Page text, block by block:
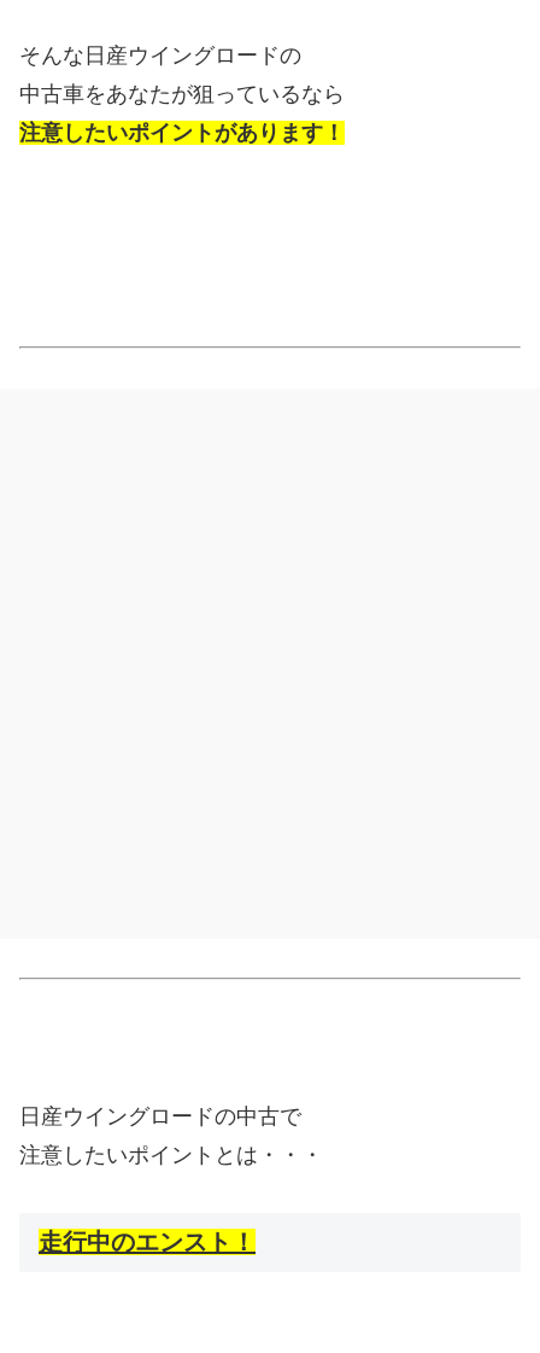
そんな日産ウイングロードの
中古車をあなたが狙っているなら
注意したいポイントがあります！
日産ウイングロードの中古で
注意したいポイントとは・・・
走行中のエンスト！